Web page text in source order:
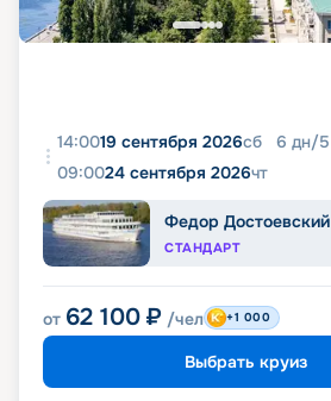
14:0019 сентября 2026сб 6 дн/5
09:0024 сентября 2026чт
Федор Достоевский
СТАНДАРТ
от 62 100 ₽ /чел +1 000
Выбрать круиз